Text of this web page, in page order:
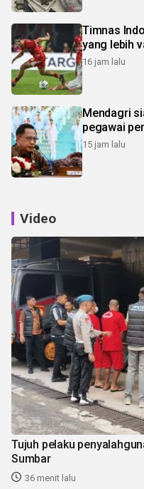
Timnas
yang lebih
16 jam lalu
Mendagri
pegawai
15 jam lalu
Video
Tujuh pelaku
Sumbar
36 menit lalu